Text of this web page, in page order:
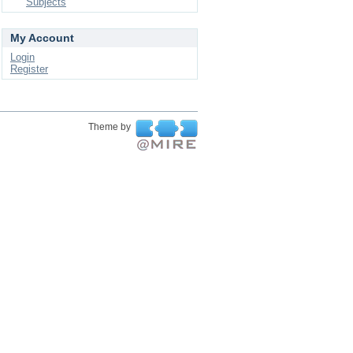
My Account
Login
Register
Theme by